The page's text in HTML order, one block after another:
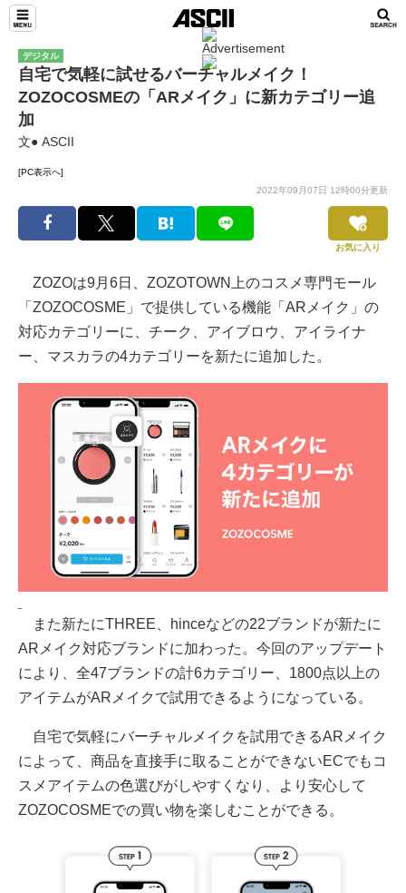
デジタル
自宅で気軽に試せるバーチャルメイク！
ZOZOCOSMEの「ARメイク」に新カテゴリー追
加
文● ASCII
[PC表示へ]
2022年09月07日 12時00分更新
お気に入り
ZOZOは9月6日、ZOZOTOWN上のコスメ専門モール
「ZOZOCOSME」で提供している機能「ARメイク」の
対応カテゴリーに、チーク、アイブロウ、アイライナ
ー、マスカラの4カテゴリーを新たに追加した。
また新たにTHREE、hinceなどの22ブランドが新たに
ARメイク対応ブランドに加わった。今回のアップデート
により、全47ブランドの計6カテゴリー、1800点以上の
アイテムがARメイクで試用できるようになっている。
自宅で気軽にバーチャルメイクを試用できるARメイク
によって、商品を直接手に取ることができないECでもコ
スメアイテムの色選びがしやすくなり、より安心して
ZOZOCOSMEでの買い物を楽しむことができる。